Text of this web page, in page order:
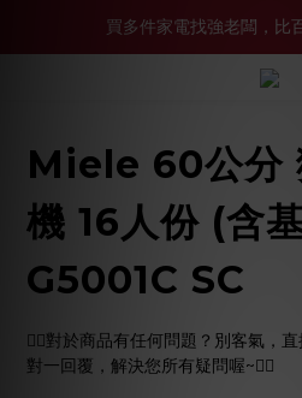
買多件家電找強老闆，比
買多件家電找強老闆，比
官網現金轉帳優惠 結帳輸【
Miele 60公分
機 16人份 (含
G5001C SC
🙋‍♀️對於商品有任何問題？別客氣，
對一回覆，解決您所有疑問喔~🙋‍♂️